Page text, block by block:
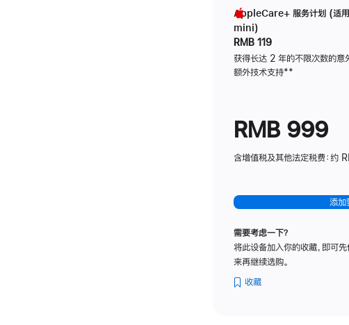
AppleCare+ 服务计划 (适
mini)
RMB 119
获得长达 2 年的不限次数的意
额外技术支持脚
**
RMB 999
含增值税及其他法定税费：约
添加
需要考虑一下？
将此设备加入你的收藏，即可
来再继续选购。
收藏